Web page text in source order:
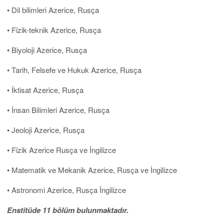
• Dil bilimleri Azerice, Rusça
• Fizik-teknik Azerice, Rusça
• Biyoloji Azerice, Rusça
• Tarih, Felsefe ve Hukuk Azerice, Rusça
• İktisat Azerice, Rusça
• İnsan Bilimleri Azerice, Rusça
• Jeoloji Azerice, Rusça
• Fizik Azerice Rusça ve İngilizce
• Matematik ve Mekanik Azerice, Rusça ve İngilizce
• Astronomi Azerice, Rusça İngilizce
Enstitüde 11 bölüm bulunmaktadır.